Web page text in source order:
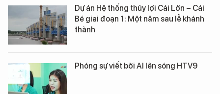
Dự án Hệ thống thủy lợi Cái Lớn – Cái
Bé giai đoạn 1: Một năm sau lễ khánh
thành
Phóng sự viết bởi AI lên sóng HTV9